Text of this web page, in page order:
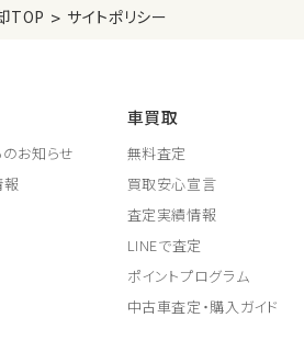
TOP > サイトポリシー
お知らせ
報
車買取
無料査定
買取安心宣言
査定実績情報
LINEで査定
ポイントプログラム
中古車査定・購入ガイド